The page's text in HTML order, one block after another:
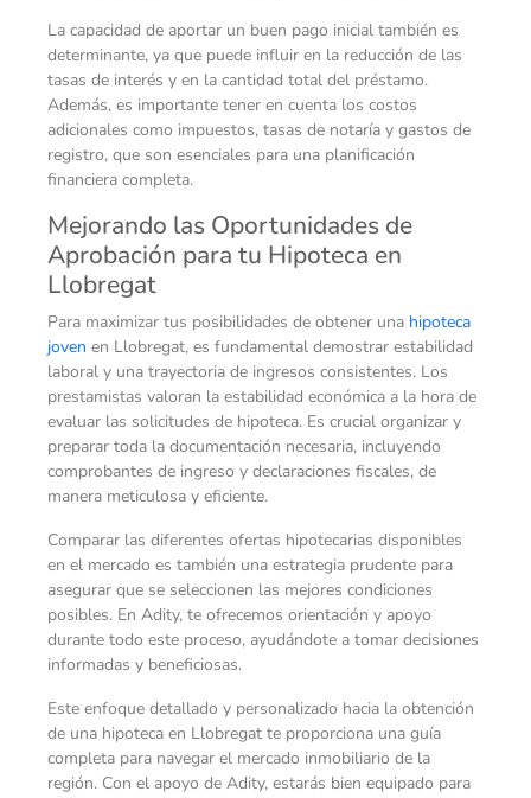
La capacidad de aportar un buen pago inicial también es
determinante, ya que puede influir en la reducción de las
tasas de interés y en la cantidad total del préstamo.
Además, es importante tener en cuenta los costos
adicionales como impuestos, tasas de notaría y gastos de
registro, que son esenciales para una planificación
financiera completa.
Mejorando las Oportunidades de
Aprobación para tu Hipoteca en
Llobregat
Para maximizar tus posibilidades de obtener una hipoteca
joven en Llobregat, es fundamental demostrar estabilidad
laboral y una trayectoria de ingresos consistentes. Los
prestamistas valoran la estabilidad económica a la hora de
evaluar las solicitudes de hipoteca. Es crucial organizar y
preparar toda la documentación necesaria, incluyendo
comprobantes de ingreso y declaraciones fiscales, de
manera meticulosa y eficiente.
Comparar las diferentes ofertas hipotecarias disponibles
en el mercado es también una estrategia prudente para
asegurar que se seleccionen las mejores condiciones
posibles. En Adity, te ofrecemos orientación y apoyo
durante todo este proceso, ayudándote a tomar decisiones
informadas y beneficiosas.
Este enfoque detallado y personalizado hacia la obtención
de una hipoteca en Llobregat te proporciona una guía
completa para navegar el mercado inmobiliario de la
región. Con el apoyo de Adity, estarás bien equipado para